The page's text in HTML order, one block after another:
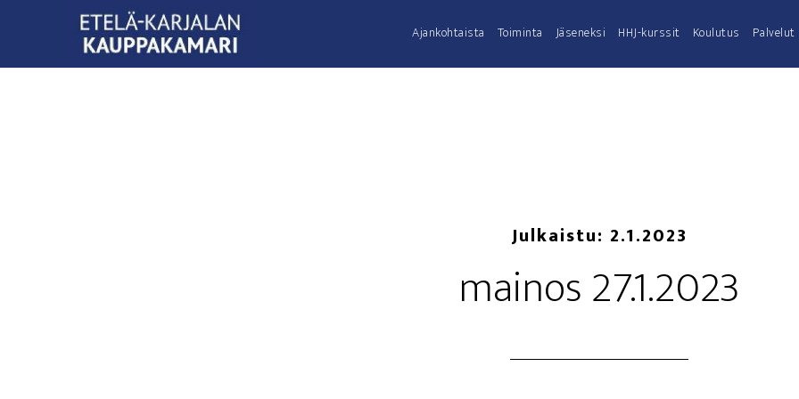
Ajan­koh­tais­ta Toi­min­ta Jäse­nek­si HHJ-kurs­­sit Kou­lu­tus Pal­ve­lut
Julkaistu: 2.1.2023
mai­nos 27.1.2023